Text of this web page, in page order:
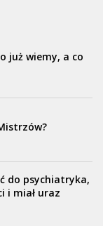
już wiemy, a co
do psychiatryka,
i miał uraz